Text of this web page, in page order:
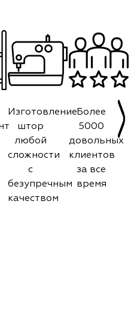
Изготовление
штор
любой
сложности
с
безупречным
качеством
Более
5000
довольных
клиентов
за все
время